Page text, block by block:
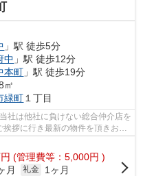
」駅 徒歩5分
中 」駅 徒歩12分
本町 」駅 徒歩19分
㎡
緑町１丁目
社は他社に負けない総合仲介店を
拶に行き最新の物件を頂きお客
円 (管理費等：5,000円 )
月 礼金
1ヶ月